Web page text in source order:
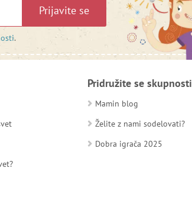
Prijavite se
.
Pridružite se skupnosti
Mamin blog
Želite z nami sodelovati?
Dobra igrača 2025